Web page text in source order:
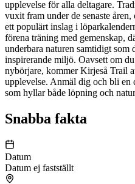
upplevelse för alla deltagare.
vuxit fram under de senaste
ett populärt inslag i
förena träning med gemenskap,
underbara naturen samtidigt som
inspirerande miljö. Oavsett om
nybörjare, kommer Kirjeså Trail
upplevelse. Anmäl dig och bli en
som hyllar både löpning och
Snabba fakta
Datum
Datum ej fastställt